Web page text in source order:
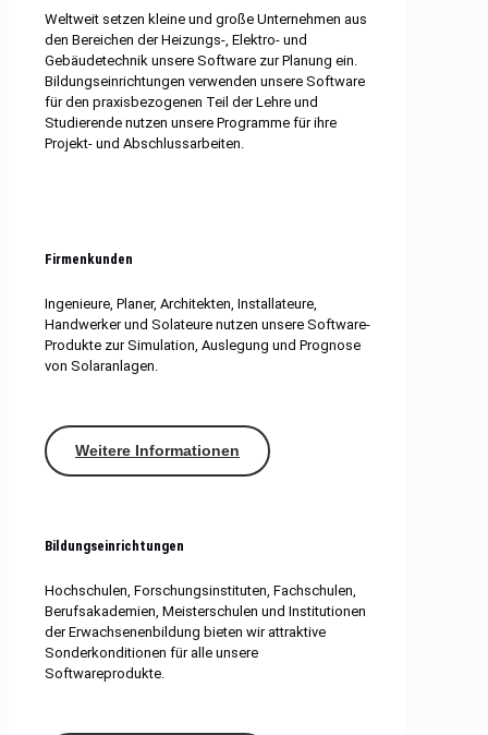
Weltweit setzen kleine und große Unternehmen aus
den Bereichen der Heizungs-, Elektro- und
Gebäudetechnik unsere Software zur Planung ein.
Bildungseinrichtungen verwenden unsere Software
für den praxisbezogenen Teil der Lehre und
Studierende nutzen unsere Programme für ihre
Projekt- und Abschlussarbeiten.
Firmenkunden
Ingenieure, Planer, Architekten, Installateure,
Handwerker und Solateure nutzen unsere Software-
Produkte zur Simulation, Auslegung und Prognose
von Solaranlagen.
Weitere Informationen
Bildungseinrichtungen
Hochschulen, Forschungsinstituten, Fachschulen,
Berufsakademien, Meisterschulen und Institutionen
der Erwachsenenbildung bieten wir attraktive
Sonderkonditionen für alle unsere
Softwareprodukte.